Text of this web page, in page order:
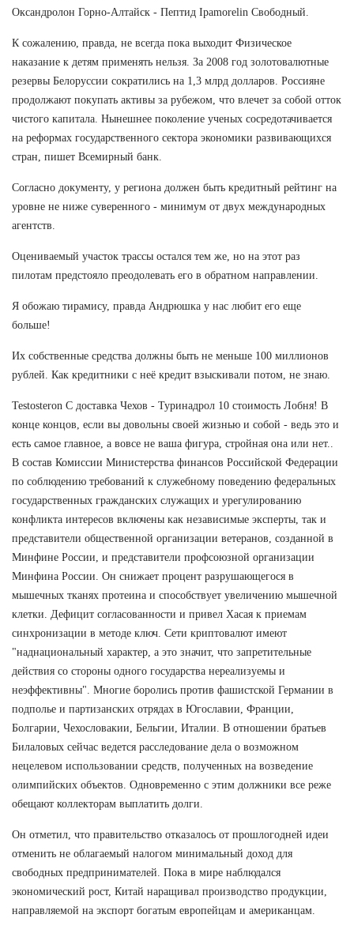
Оксандролон Горно-Алтайск - Пептид Ipamorelin Свободный.
К сожалению, правда, не всегда пока выходит Физическое
наказание к детям применять нельзя. За 2008 год золотовалютные
резервы Белоруссии сократились на 1,3 млрд долларов. Россияне
продолжают покупать активы за рубежом, что влечет за собой отток
чистого капитала. Нынешнее поколение ученых сосредотачивается
на реформах государственного сектора экономики развивающихся
стран, пишет Всемирный банк.
Согласно документу, у региона должен быть кредитный рейтинг на
уровне не ниже суверенного - минимум от двух международных
агентств.
Оцениваемый участок трассы остался тем же, но на этот раз
пилотам предстояло преодолевать его в обратном направлении.
Я обожаю тирамису, правда Андрюшка у нас любит его еще
больше!
Их собственные средства должны быть не меньше 100 миллионов
рублей. Как кредитники с неё кредит взыскивали потом, не знаю.
Testosteron C доставка Чехов - Туринадрол 10 стоимость Лобня! В
конце концов, если вы довольны своей жизнью и собой - ведь это и
есть самое главное, а вовсе не ваша фигура, стройная она или нет..
В состав Комиссии Министерства финансов Российской Федерации
по соблюдению требований к служебному поведению федеральных
государственных гражданских служащих и урегулированию
конфликта интересов включены как независимые эксперты, так и
представители общественной организации ветеранов, созданной в
Минфине России, и представители профсоюзной организации
Минфина России. Он снижает процент разрушающегося в
мышечных тканях протеина и способствует увеличению мышечной
клетки. Дефицит согласованности и привел Хасая к приемам
синхронизации в методе ключ. Сети криптовалют имеют
"наднациональный характер, а это значит, что запретительные
действия со стороны одного государства нереализуемы и
неэффективны". Многие боролись против фашистской Германии в
подполье и партизанских отрядах в Югославии, Франции,
Болгарии, Чехословакии, Бельгии, Италии. В отношении братьев
Билаловых сейчас ведется расследование дела о возможном
нецелевом использовании средств, полученных на возведение
олимпийских объектов. Одновременно с этим должники все реже
обещают коллекторам выплатить долги.
Он отметил, что правительство отказалось от прошлогодней идеи
отменить не облагаемый налогом минимальный доход для
свободных предпринимателей. Пока в мире наблюдался
экономический рост, Китай наращивал производство продукции,
направляемой на экспорт богатым европейцам и американцам.